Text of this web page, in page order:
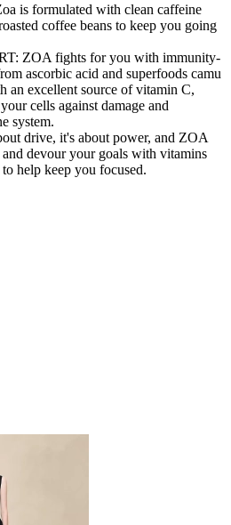
is formulated with clean caffeine
coffee beans to keep you going
ZOA fights for you with immunity-
ascorbic acid and superfoods camu
an excellent source of vitamin C,
cells against damage and
system.
drive, it's about power, and ZOA
devour your goals with vitamins
help keep you focused.